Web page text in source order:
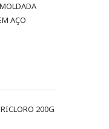
AÇO
200G